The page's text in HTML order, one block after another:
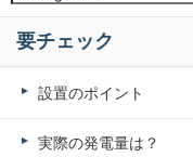
要チェック
設置のポイント
実際の発電量は？